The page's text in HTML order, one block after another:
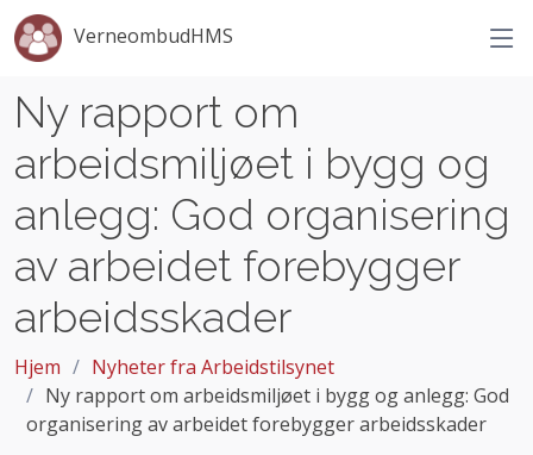
VerneombudHMS
Ny rapport om
arbeidsmiljøet i bygg og
anlegg: God organisering
av arbeidet forebygger
arbeidsskader
Hjem
Nyheter fra Arbeidstilsynet
Ny rapport om arbeidsmiljøet i bygg og anlegg: God
organisering av arbeidet forebygger arbeidsskader